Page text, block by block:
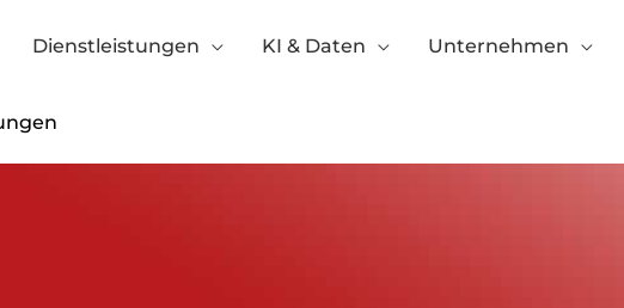
Dienstleistungen KI & Daten Unternehmen